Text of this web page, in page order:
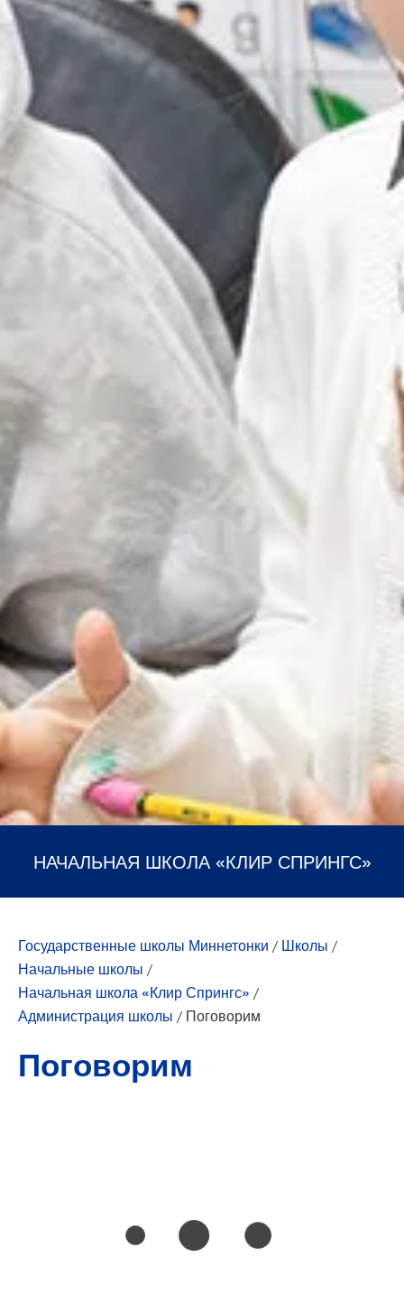
НАЧАЛЬНАЯ ШКОЛА «КЛИР СПРИНГС»
Государственные школы Миннетонки / Школы /
Начальные школы /
Начальная школа «Клир Спрингс» /
Администрация школы / Поговорим
Поговорим